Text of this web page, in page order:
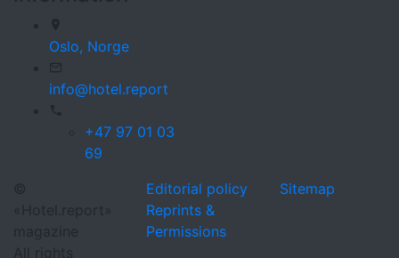
Oslo, Norge
info@hotel.report
+47 97 01 03
69
©
«Hotel.report»
magazine
All rights
Editorial policy
Reprints &
Permissions
Sitemap